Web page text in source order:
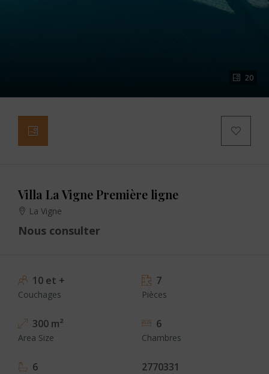
20
Villa La Vigne Première ligne
La Vigne
Nous consulter
10 et +
Couchages
7
Pièces
300 m²
Area Size
6
Chambres
6 2770331